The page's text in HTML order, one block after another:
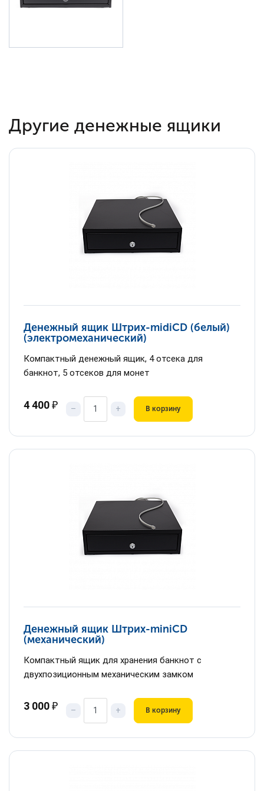
Другие денежные ящики
Денежный ящик Штрих-midiCD (белый)
(электромеханический)
Компактный денежный ящик, 4 отсека для
банкнот, 5 отсеков для монет
4 400₽ – + В корзину
Денежный ящик Штрих-miniCD
(механический)
Компактный ящик для хранения банкнот с
двухпозиционным механическим замком
3 000₽ – + В корзину